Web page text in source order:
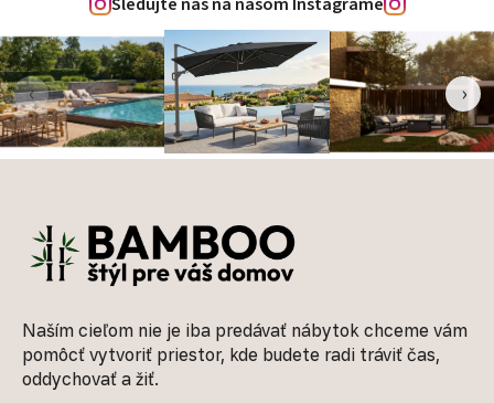
‹ ›
Naším cieľom nie je iba predávať nábytok chceme vám
pomôcť vytvoriť priestor, kde budete radi tráviť čas,
oddychovať a žiť.